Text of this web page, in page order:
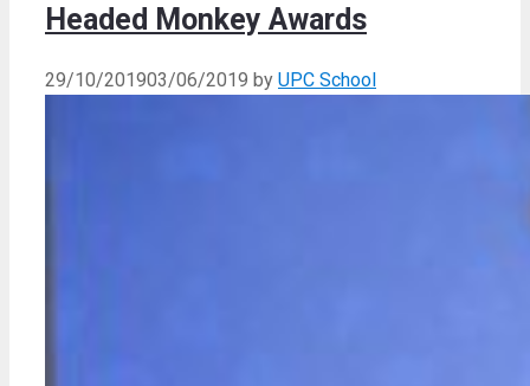
Headed Monkey Awards
29/10/201903/06/2019 by UPC School